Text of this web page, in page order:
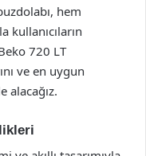
hem
kullanıcıların
720 LT
ve en uygun
alacağız.